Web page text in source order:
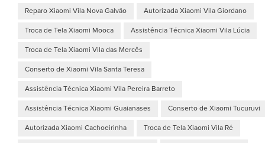
Reparo Xiaomi Vila Nova Galvão Autorizada Xiaomi Vila Giordano
Troca de Tela Xiaomi Mooca Assistência Técnica Xiaomi Vila Lúcia
Troca de Tela Xiaomi Vila das Mercês
Conserto de Xiaomi Vila Santa Teresa
Assistência Técnica Xiaomi Vila Pereira Barreto
Assistência Técnica Xiaomi Guaianases Conserto de Xiaomi Tucuruvi
Autorizada Xiaomi Cachoeirinha Troca de Tela Xiaomi Vila Ré